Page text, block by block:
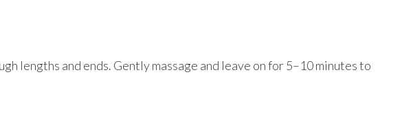
lengths and ends. Gently massage and leave on for 5–10 minutes to